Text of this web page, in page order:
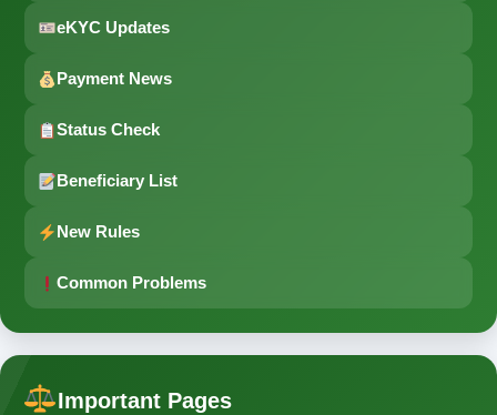
eKYC Updates
Payment News
Status Check
Beneficiary List
New Rules
Common Problems
Important Pages